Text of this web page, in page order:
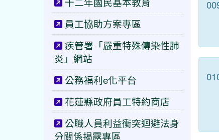
員工協助方案專區
疾管署「嚴重特殊傳染性肺
炎」網站
公務福利e化平台
花蓮縣政府員工特約商店
公職人員利益衝突迴避法身
分關係揭露專區